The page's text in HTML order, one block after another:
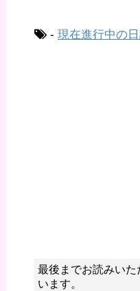
- 現在進行中の日
最後までお読みい
います。